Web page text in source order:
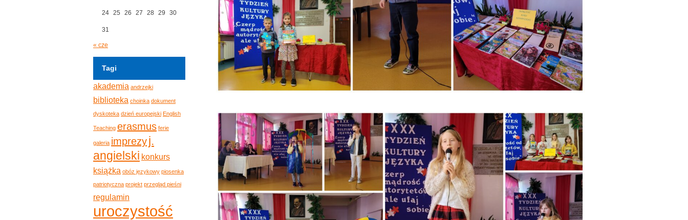
24 25 26 27 28 29 30
31
« cze
Tagi
akademia andrzejki
biblioteka choinka dokument
dyskoteka dzień europejski English
Teaching erasmus ferie
galeria imprezyj.
angielski konkurs
książka obóz językowy piosenka
patriotyczna projekt przegląd pieśni
regulamin
uroczystość